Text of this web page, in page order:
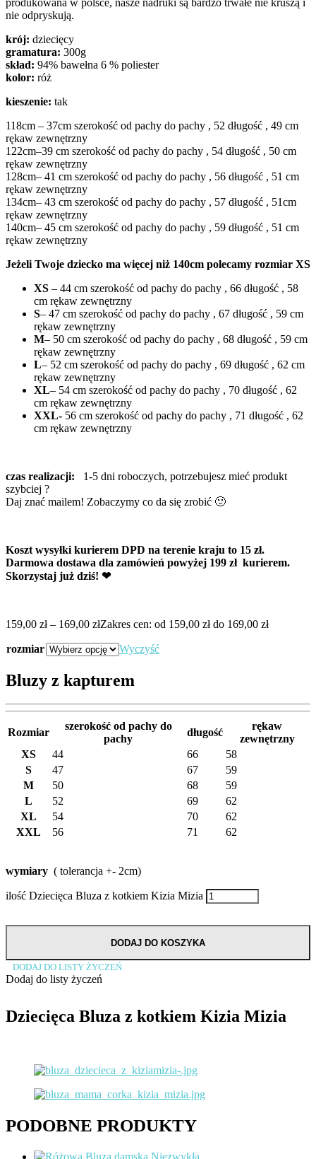
nie odpryskują.
krój: dziecięcy
gramatura: 300g
skład: 94% bawełna 6 % poliester
kolor: róż
kieszenie: tak
118cm – 37cm szerokość od pachy do pachy , 52 długość , 49 cm
rękaw zewnętrzny
122cm–39 cm szerokość od pachy do pachy , 54 długość , 50 cm
rękaw zewnętrzny
128cm– 41 cm szerokość od pachy do pachy , 56 długość , 51 cm
rękaw zewnętrzny
134cm– 43 cm szerokość od pachy do pachy , 57 długość , 51cm
rękaw zewnętrzny
140cm– 45 cm szerokość od pachy do pachy , 59 długość , 51 cm
rękaw zewnętrzny
Jeżeli Twoje dziecko ma więcej niż 140cm polecamy rozmiar XS
XS – 44 cm szerokość od pachy do pachy , 66 długość , 58
cm rękaw zewnętrzny
S– 47 cm szerokość od pachy do pachy , 67 długość , 59 cm
rękaw zewnętrzny
M– 50 cm szerokość od pachy do pachy , 68 długość , 59 cm
rękaw zewnętrzny
L– 52 cm szerokość od pachy do pachy , 69 długość , 62 cm
rękaw zewnętrzny
XL– 54 cm szerokość od pachy do pachy , 70 długość , 62
cm rękaw zewnętrzny
XXL- 56 cm szerokość od pachy do pachy , 71 długość , 62
cm rękaw zewnętrzny
czas realizacji:
1-5 dni roboczych, potrzebujesz mieć produkt
szybciej ?
Daj znać mailem! Zobaczymy co da się zrobić 🙂
Koszt wysyłki kurierem DPD na terenie kraju to 15 zł.
Darmowa dostawa dla zamówień powyżej 199 zł kurierem.
Skorzystaj już dziś! ❤
159,00 zł – 169,00 złZakres cen: od 159,00 zł do 169,00 zł
rozmiar Wyczyść
Bluzy z kapturem
Rozmiar
szerokość od pachy do
pachy
długość
rękaw
zewnętrzny
XS
44 66
58
S
47 67
59
M
50 68
59
L
52 69
62
XL
54 70
62
XXL
56 71 62
wymiary ( tolerancja +- 2cm)
ilość Dziecięca Bluza z kotkiem Kizia Mizia
DODAJ DO KOSZYKA
DODAJ DO LISTY ŻYCZEŃ
Dodaj do listy życzeń
Dziecięca Bluza z kotkiem Kizia Mizia
PODOBNE PRODUKTY